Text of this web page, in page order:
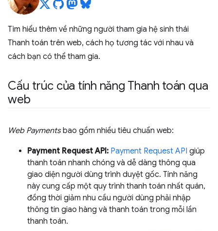
Tìm hiểu thêm về những người tham gia hệ sinh thái
Thanh toán trên web, cách họ tương tác với nhau và
cách bạn có thể tham gia.
Cấu trúc của tính năng Thanh toán qua
web
Web Paymentsbao gồm nhiều tiêu chuẩn web:
Payment Request API: Payment Request API giúp
thanh toán nhanh chóng và dễ dàng thông qua
giao diện người dùng trình duyệt gốc. Tính năng
này cung cấp một quy trình thanh toán nhất quán,
đồng thời giảm nhu cầu người dùng phải nhập
thông tin giao hàng và thanh toán trong mỗi lần
thanh toán.